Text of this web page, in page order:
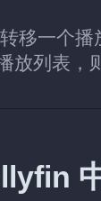
移一个
列表，